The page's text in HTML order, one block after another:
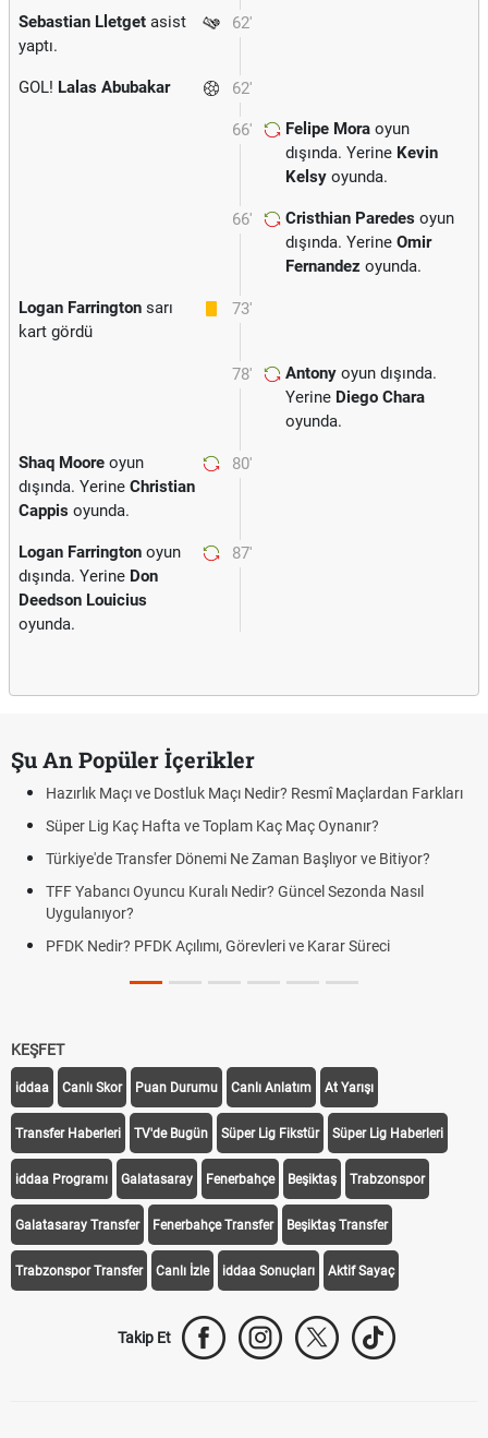
62'
Sebastian Lletget asist
yaptı.
62'
GOL! Lalas Abubakar
66' Felipe Mora oyun
dışında. Yerine Kevin
Kelsy oyunda.
66' Cristhian Paredes oyun
dışında. Yerine Omir
Fernandez oyunda.
73'
Logan Farrington sarı
kart gördü
78' Antony oyun dışında.
Yerine Diego Chara
oyunda.
80'
Shaq Moore oyun
dışında. Yerine Christian
Cappis oyunda.
87'
Logan Farrington oyun
dışında. Yerine Don
Deedson Louicius
oyunda.
Şu An Popüler İçerikler
Hazırlık Maçı ve Dostluk Maçı Nedir? Resmî Maçlardan Farkları
Süper Lig Kaç Hafta ve Toplam Kaç Maç Oynanır?
Türkiye'de Transfer Dönemi Ne Zaman Başlıyor ve Bitiyor?
TFF Yabancı Oyuncu Kuralı Nedir? Güncel Sezonda Nasıl
Uygulanıyor?
PFDK Nedir? PFDK Açılımı, Görevleri ve Karar Süreci
KEŞFET
iddaa Canlı Skor Puan Durumu Canlı Anlatım At Yarışı
Transfer Haberleri TV'de Bugün Süper Lig Fikstür Süper Lig Haberleri
iddaa Programı Galatasaray Fenerbahçe Beşiktaş Trabzonspor
Galatasaray Transfer Fenerbahçe Transfer Beşiktaş Transfer
Trabzonspor Transfer Canlı İzle iddaa Sonuçları Aktif Sayaç